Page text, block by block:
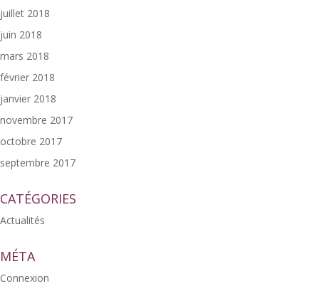
juillet 2018
juin 2018
mars 2018
février 2018
janvier 2018
novembre 2017
octobre 2017
septembre 2017
CATÉGORIES
Actualités
MÉTA
Connexion